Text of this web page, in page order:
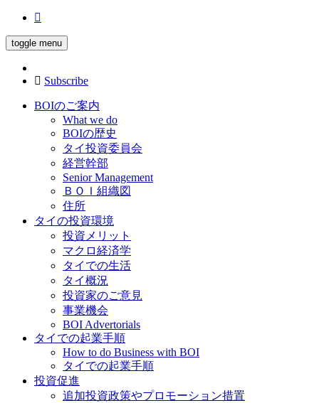
toggle menu
Subscribe
BOIのご案内
What we do
BOIの歴史
タイ投資委員会
経営幹部
Senior Management
ＢＯＩ組織図
住所
タイの投資環境
投資メリット
マクロ経済学
タイでの生活
タイ概況
投資家のご意見
事業機会
BOI Advertorials
タイでの起業手順
How to do Business with BOI
タイでの起業手順
投資促進
追加投資政策やプロモーション措置